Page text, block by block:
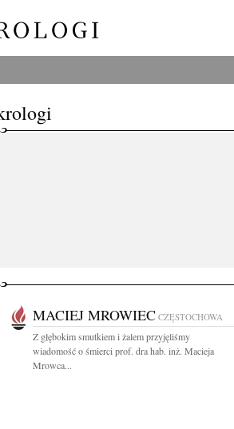
MACIEJ MROWIEC CZĘSTOCHOWA
Z głębokim smutkiem i żalem przyjęliśmy
wiadomość o śmierci prof. dra hab. inż. Macieja
Mrowca...